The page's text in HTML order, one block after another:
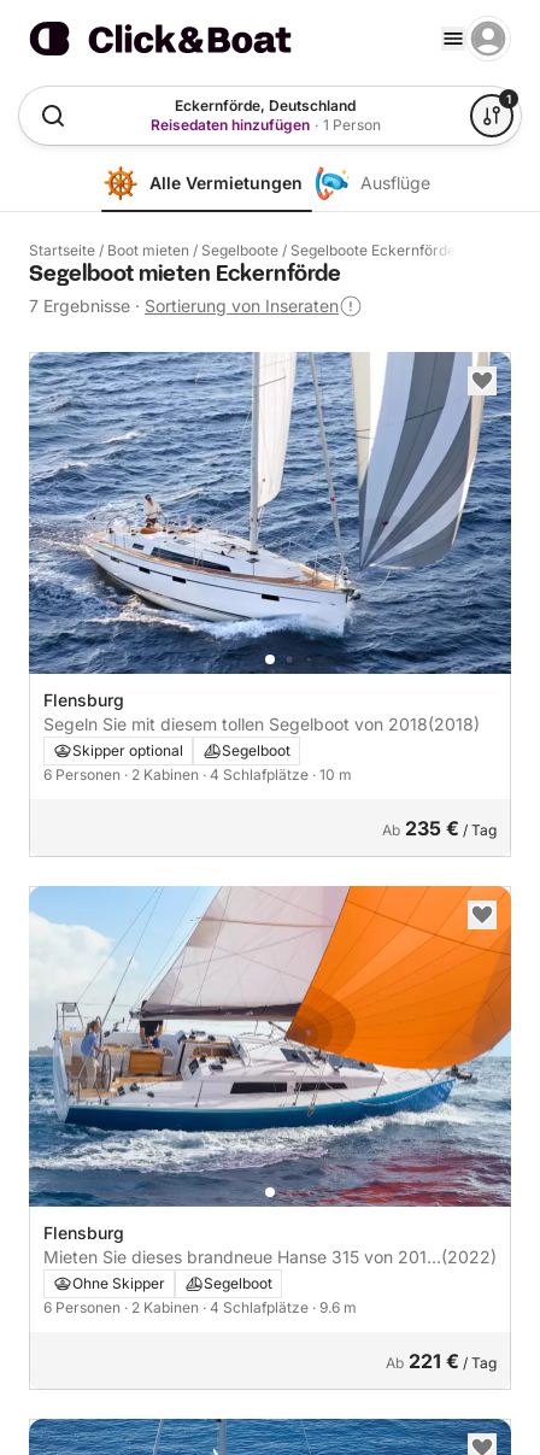
Eckernförde, Deutschland
Reisedaten hinzufügen · 1 Person
1
Alle Vermietungen Ausflüge
Startseite / Boot mieten / Segelboote / Segelboote Eckernförde
Segelboot mieten Eckernförde
7 Ergebnisse · Sortierung von Inseraten
Flensburg
Segeln Sie mit diesem tollen Segelboot von 2018(2018)
Skipper optional
Segelboot
6 Personen · 2 Kabinen · 4 Schlafplätze · 10 m
Ab 235 € / Tag
Flensburg
Mieten Sie dieses brandneue Hanse 315 von 2017
in
(2022)
Ohne Skipper
Segelboot
6 Personen · 2 Kabinen · 4 Schlafplätze · 9.6 m
Ab 221 € / Tag